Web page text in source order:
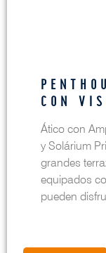
CON
Ático con
y Solárium
grandes
equipados
pueden